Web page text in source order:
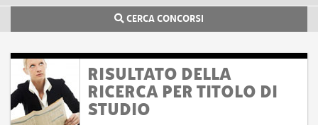
CERCA CONCORSI
RISULTATO DELLA
RICERCA PER TITOLO DI
STUDIO